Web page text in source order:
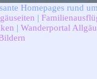
Homepages rund
|
| Wanderportal Allgäu